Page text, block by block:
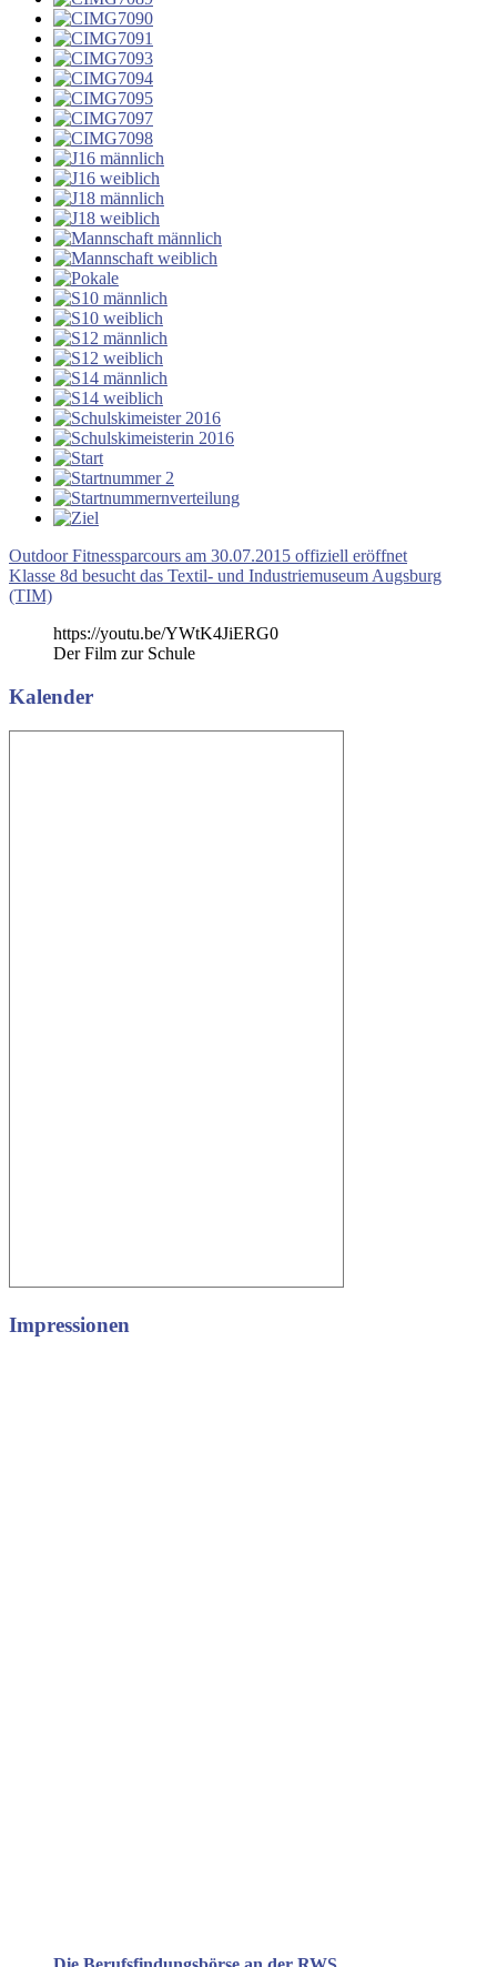
Beitragsnavigation
Vorheriger
Beitrag:
Outdoor Fitnessparcours am 30.07.2015 offiziell eröffnet
Nächster
Beitrag:
Klasse 8d besucht das Textil- und Industriemuseum Augsburg
(TIM)
https://youtu.be/YWtK4JiERG0
Der Film zur Schule
Kalender
Impressionen